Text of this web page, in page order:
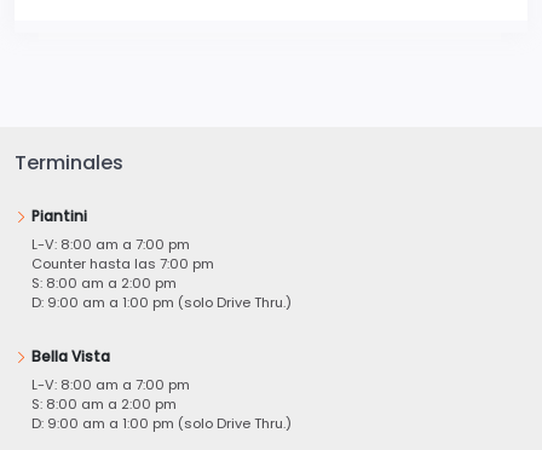
Terminales
Piantini
L-V: 8:00 am a 7:00 pm
Counter hasta las 7:00 pm
S: 8:00 am a 2:00 pm
D: 9:00 am a 1:00 pm (solo Drive Thru.)
Bella Vista
L-V: 8:00 am a 7:00 pm
S: 8:00 am a 2:00 pm
D: 9:00 am a 1:00 pm (solo Drive Thru.)